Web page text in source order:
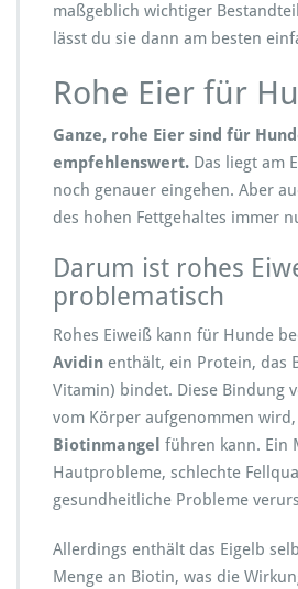
maßgeblich wichtiger
lässt du sie dann am besten
Rohe Eier für
Ganze, rohe Eier sind für
empfehlenswert. Das liegt am
noch genauer eingehen. Aber
des hohen Fettgehaltes immer
Darum ist rohes
problematisch
Rohes Eiweiß kann für Hunde
Avidin enthält, ein Protein, das
Vitamin) bindet. Diese Bindung
vom Körper aufgenommen
Biotinmangel führen kann. Ein
Hautprobleme, schlechte
gesundheitliche Probleme
Allerdings enthält das Eigelb
Menge an Biotin, was die